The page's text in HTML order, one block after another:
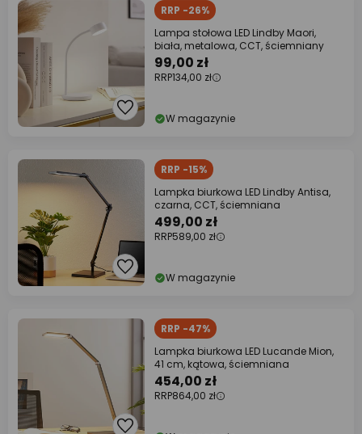
RRP -26%
Lampa stołowa LED Lindby Maori,
biała, metalowa, CCT, ściemniany
99,00 zł
RRP134,00 zł
W magazynie
RRP -15%
Lampka biurkowa LED Lindby Antisa,
czarna, CCT, ściemniana
499,00 zł
RRP589,00 zł
W magazynie
RRP -47%
Lampka biurkowa LED Lucande Mion,
41 cm, kątowa, ściemniana
454,00 zł
RRP864,00 zł